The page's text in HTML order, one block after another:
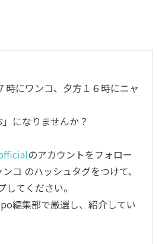
時にワンコ、夕方１６時にニャ
になりませんか？
のアカウントをフォロー
コ のハッシュタグをつけて、
てください。
編集部で厳選し、紹介してい